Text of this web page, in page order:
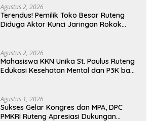
Memasuki Fase Krusial
Agustus 2, 2026
Terendus! Pemilik Toko Besar Ruteng
Diduga Aktor Kunci Jaringan Rokok
Agustus 2, 2026
Mahasiswa KKN Unika St. Paulus Ruteng
Edukasi Kesehatan Mental dan P3K bagi
Agustus 1, 2026
Sukses Gelar Kongres dan MPA, DPC
PMKRI Ruteng Apresiasi Dukungan